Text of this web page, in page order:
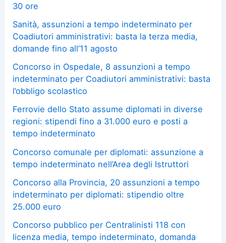
30 ore
Sanità, assunzioni a tempo indeterminato per
Coadiutori amministrativi: basta la terza media,
domande fino all’11 agosto
Concorso in Ospedale, 8 assunzioni a tempo
indeterminato per Coadiutori amministrativi: basta
l’obbligo scolastico
Ferrovie dello Stato assume diplomati in diverse
regioni: stipendi fino a 31.000 euro e posti a
tempo indeterminato
Concorso comunale per diplomati: assunzione a
tempo indeterminato nell’Area degli Istruttori
Concorso alla Provincia, 20 assunzioni a tempo
indeterminato per diplomati: stipendio oltre
25.000 euro
Concorso pubblico per Centralinisti 118 con
licenza media, tempo indeterminato, domanda